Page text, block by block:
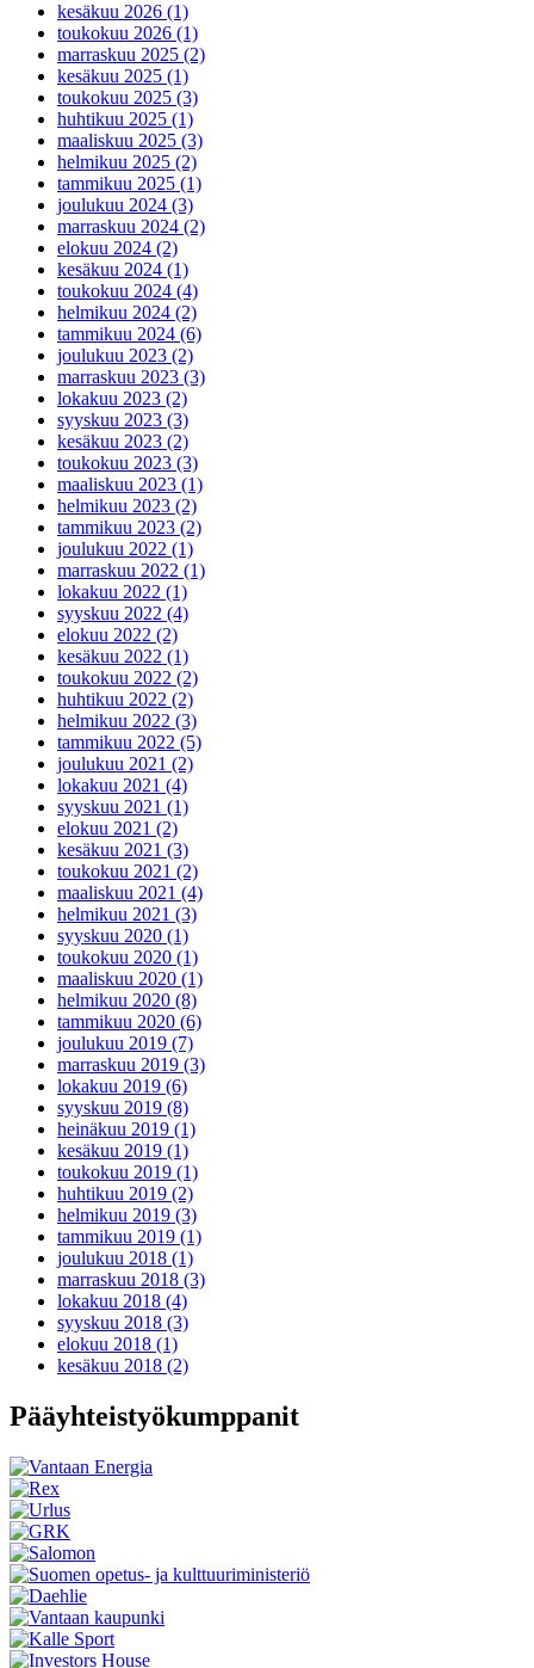
kesäkuu 2026 (1)
toukokuu 2026 (1)
marraskuu 2025 (2)
kesäkuu 2025 (1)
toukokuu 2025 (3)
huhtikuu 2025 (1)
maaliskuu 2025 (3)
helmikuu 2025 (2)
tammikuu 2025 (1)
joulukuu 2024 (3)
marraskuu 2024 (2)
elokuu 2024 (2)
kesäkuu 2024 (1)
toukokuu 2024 (4)
helmikuu 2024 (2)
tammikuu 2024 (6)
joulukuu 2023 (2)
marraskuu 2023 (3)
lokakuu 2023 (2)
syyskuu 2023 (3)
kesäkuu 2023 (2)
toukokuu 2023 (3)
maaliskuu 2023 (1)
helmikuu 2023 (2)
tammikuu 2023 (2)
joulukuu 2022 (1)
marraskuu 2022 (1)
lokakuu 2022 (1)
syyskuu 2022 (4)
elokuu 2022 (2)
kesäkuu 2022 (1)
toukokuu 2022 (2)
huhtikuu 2022 (2)
helmikuu 2022 (3)
tammikuu 2022 (5)
joulukuu 2021 (2)
lokakuu 2021 (4)
syyskuu 2021 (1)
elokuu 2021 (2)
kesäkuu 2021 (3)
toukokuu 2021 (2)
maaliskuu 2021 (4)
helmikuu 2021 (3)
syyskuu 2020 (1)
toukokuu 2020 (1)
maaliskuu 2020 (1)
helmikuu 2020 (8)
tammikuu 2020 (6)
joulukuu 2019 (7)
marraskuu 2019 (3)
lokakuu 2019 (6)
syyskuu 2019 (8)
heinäkuu 2019 (1)
kesäkuu 2019 (1)
toukokuu 2019 (1)
huhtikuu 2019 (2)
helmikuu 2019 (3)
tammikuu 2019 (1)
joulukuu 2018 (1)
marraskuu 2018 (3)
lokakuu 2018 (4)
syyskuu 2018 (3)
elokuu 2018 (1)
kesäkuu 2018 (2)
Pääyhteistyökumppanit